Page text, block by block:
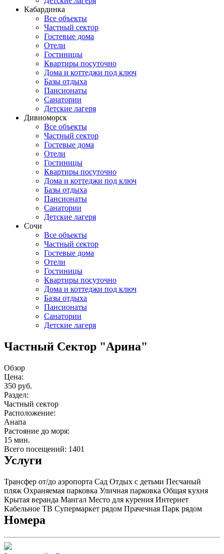
Кабардинка
Все объекты
Частный сектор
Гостевые дома
Отели
Гостиницы
Квартиры посуточно
Дома и коттеджи под ключ
Базы отдыха
Пансионаты
Санатории
Детские лагеря
Дивноморск
Все объекты
Частный сектор
Гостевые дома
Отели
Гостиницы
Квартиры посуточно
Дома и коттеджи под ключ
Базы отдыха
Пансионаты
Санатории
Детские лагеря
Сочи
Все объекты
Частный сектор
Гостевые дома
Отели
Гостиницы
Квартиры посуточно
Дома и коттеджи под ключ
Базы отдыха
Пансионаты
Санатории
Детские лагеря
Частный Сектор "Арина"
Обзор
Цена:
350 руб.
Раздел:
Частный сектор
Расположение:
Анапа
Растояние до моря:
15 мин.
Всего посещений: 1401
Услуги
Трансфер от/до аэропорта Сад Отдых с детьми Песчаный
пляж Охраняемая парковка Уличная парковка Общая кухня
Крытая веранда Мангал Место для курения Интернет
Кабельное ТВ Супермаркет рядом Прачечная Парк рядом
Номера